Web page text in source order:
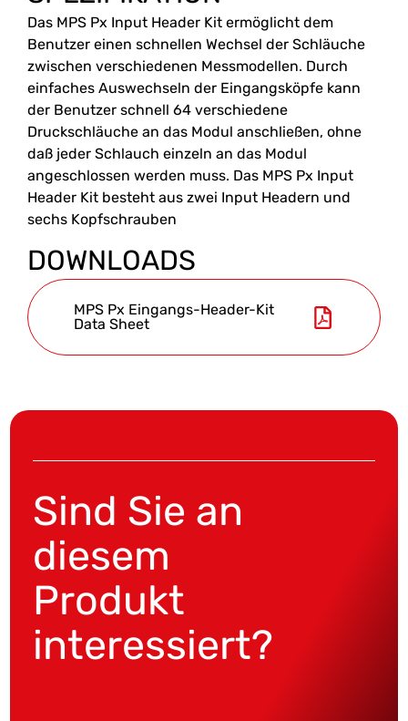
Das MPS Px Input Header Kit ermöglicht dem
Benutzer einen schnellen Wechsel der Schläuche
zwischen verschiedenen Messmodellen. Durch
einfaches Auswechseln der Eingangsköpfe kann
der Benutzer schnell 64 verschiedene
Druckschläuche an das Modul anschließen, ohne
daß jeder Schlauch einzeln an das Modul
angeschlossen werden muss. Das MPS Px Input
Header Kit besteht aus zwei Input Headern und
sechs Kopfschrauben
DOWNLOADS
MPS Px Eingangs-Header-Kit
Data Sheet
Sind Sie an
diesem
Produkt
interessiert?